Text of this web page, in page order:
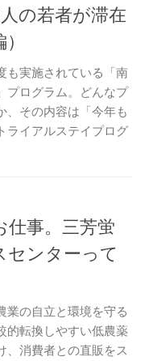
の若者が滞在
も実施されている「南
プログラム。どんなプ
、その内容は「今年も
ライアルステイプログ
仕事。三芳蛍
センターって
業の自立と環境を守る
的転換しやすい低農薬
、消費者との直販をス